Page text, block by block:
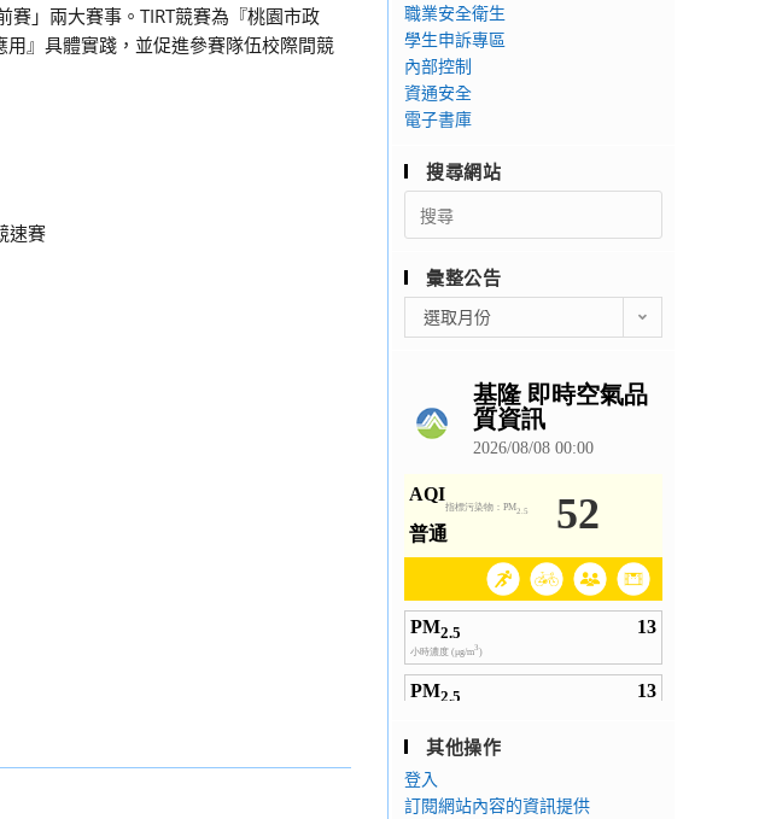
」兩大賽事。TIRT競賽為『桃園市政
』具體實踐，並促進參賽隊伍校際間競
速賽
職業安全衛生
學生申訴專區
內部控制
資通安全
電子書庫
搜尋網站
Search
for:
彙整公告
整
選取月份
其他操作
登入
訂閱網站內容的資訊提供